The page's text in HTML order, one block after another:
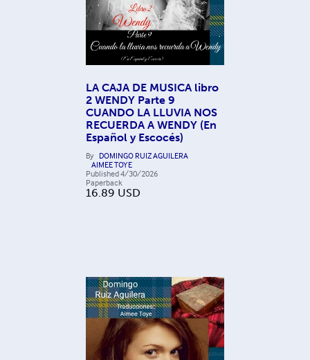
LA CAJA DE MUSICA libro
2 WENDY Parte 9
CUANDO LA LLUVIA NOS
RECUERDA A WENDY (En
Español y Escocés)
By DOMINGO RUIZ AGUILERA
AIMEE TOYE
Published4/30/2026
Paperback
16.89 USD